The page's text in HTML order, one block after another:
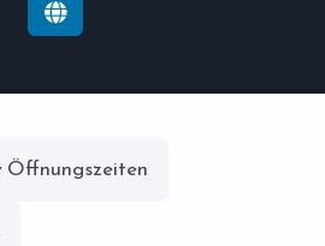
Öffnungszeiten